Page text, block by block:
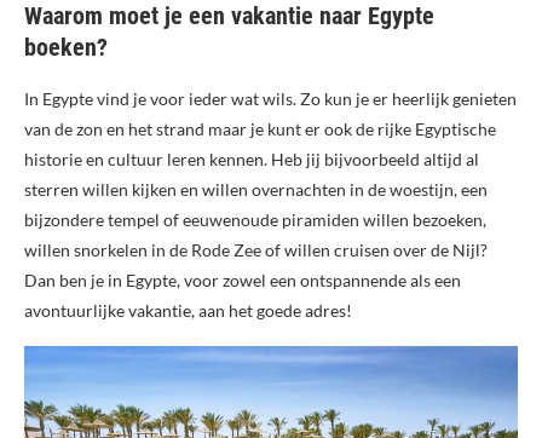
Waarom moet je een vakantie naar Egypte
boeken?
In Egypte vind je voor ieder wat wils. Zo kun je er heerlijk genieten
van de zon en het strand maar je kunt er ook de rijke Egyptische
historie en cultuur leren kennen. Heb jij bijvoorbeeld altijd al
sterren willen kijken en willen overnachten in de woestijn, een
bijzondere tempel of eeuwenoude piramiden willen bezoeken,
willen snorkelen in de Rode Zee of willen cruisen over de Nijl?
Dan ben je in Egypte, voor zowel een ontspannende als een
avontuurlijke vakantie, aan het goede adres!